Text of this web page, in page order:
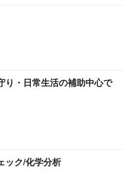
り・日常生活の補助中心で
ック/化学分析